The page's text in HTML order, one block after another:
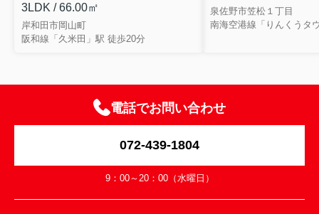
3LDK / 66.00㎡
岸和田市岡山町
阪和線「久米田」駅 徒歩20分
泉佐野市笠松１丁目
南海空港線「りんくうタ
電話でお問い合わせ
072-439-1804
9：00～20：00（水曜日）